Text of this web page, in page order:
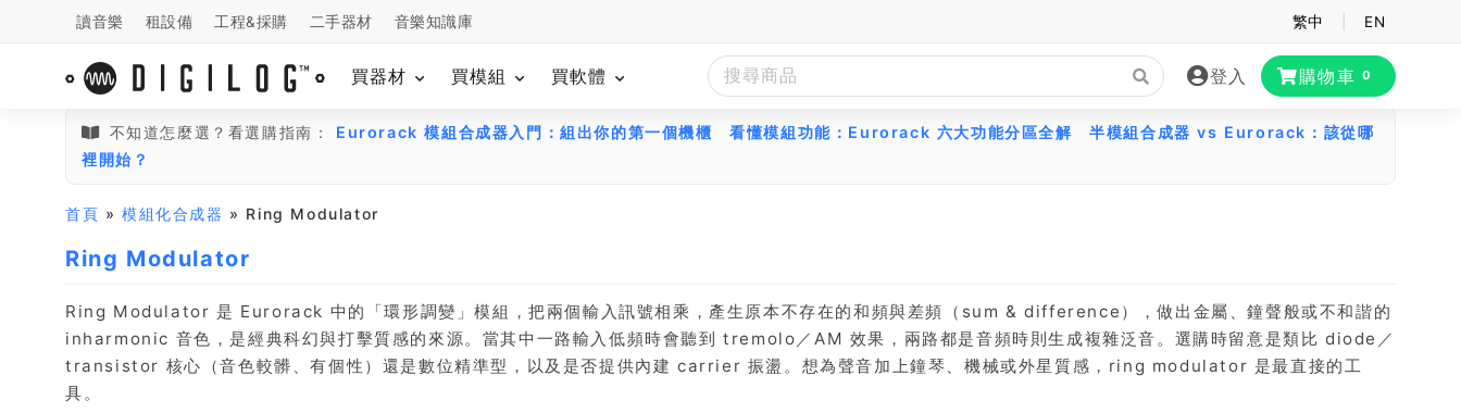
讀音樂 租設備 工程&採購 二手器材 音樂知識庫 繁中 EN
買器材 買模組 買軟體 登入 購物車 0
不知道怎麼選？看選購指南： Eurorack 模組合成器入門：組出你的第一個機櫃 看懂模組功能：Eurorack 六大功能分區全解
半模組合成器 vs Eurorack：該從哪
裡開始？
首頁 »模組化合成器 » Ring Modulator
Ring Modulator
Ring Modulator 是 Eurorack 中的「環形調變」模組，把兩個輸入訊號相乘，產生原本不存在的和頻與差頻（sum & difference），做出金屬、鐘聲般或不和諧的
inharmonic 音色，是經典科幻與打擊質感的來源。當其中一路輸入低頻時會聽到 tremolo／AM 效果，兩路都是音頻時則生成複雜泛音。選購時留意是類比 diode／
transistor 核心（音色較髒、有個性）還是數位精準型，以及是否提供內建 carrier 振盪。想為聲音加上鐘琴、機械或外星質感，ring modulator 是最直接的工
具。